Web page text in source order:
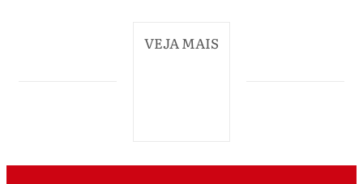
VEJA MAIS